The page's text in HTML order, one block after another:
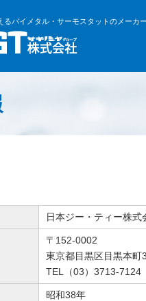
るバイメタル・サーモスタットのメーカー
日本ジー・ティー株式
〒152-0002
東京都目黒区目黒本町
TEL（03）3713-
昭和38年